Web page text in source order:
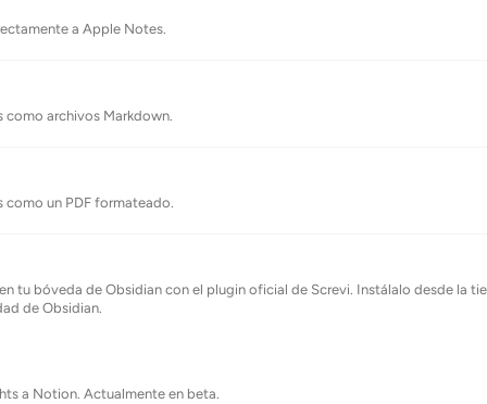
a Apple Notes.
como archivos Markdown.
un PDF formateado.
tu bóveda de Obsidian con el plugin oficial de Screvi. Instálalo desde la
de Obsidian.
a Notion. Actualmente en beta.